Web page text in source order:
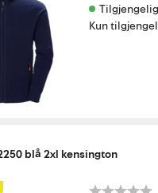
Kun
blå 2xl kensington